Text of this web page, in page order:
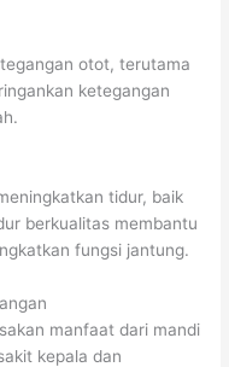
otot, terutama
ketegangan
tidur, baik
berkualitas membantu
fungsi jantung.
manfaat dari mandi
kepala dan